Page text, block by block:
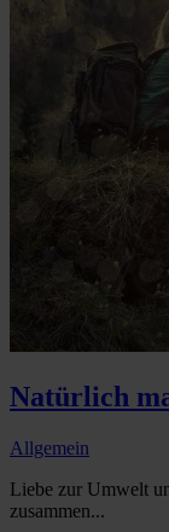
Natürlich
Allgemein
Liebe zur Umwelt
zusammen...